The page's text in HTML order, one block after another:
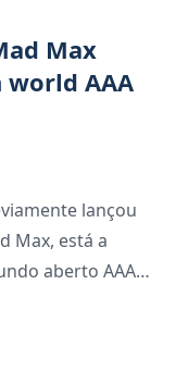
Max
AAA
lançou
Max, está a
aberto AAA
existência d